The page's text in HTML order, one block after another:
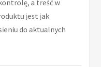
a treść w
jest jak
do aktualnych